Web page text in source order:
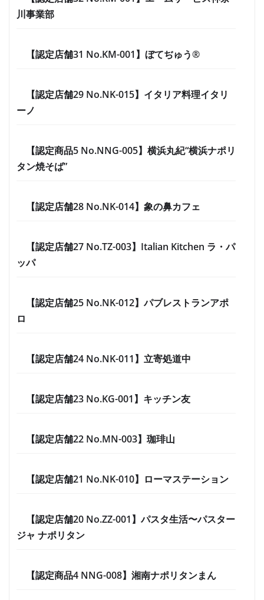
川事業部
【認定店舗31 No.KM-001】ぼてぢゅう®
【認定店舗29 No.NK-015】イタリア料理イタリ
ーノ
【認定商品5 No.NNG-005】横浜丸紀“横浜ナポリ
タン焼そば”
【認定店舗28 No.NK-014】象の鼻カフェ
【認定店舗27 No.TZ-003】Italian Kitchen ラ・パ
ッパ
【認定店舗25 No.NK-012】パブレストランアポ
ロ
【認定店舗24 No.NK-011】立寄処道中
【認定店舗23 No.KG-001】キッチン友
【認定店舗22 No.MN-003】珈琲山
【認定店舗21 No.NK-010】ローマステーション
【認定店舗20 No.ZZ-001】パスタ生活〜パスター
ジャ ナポリタン
【認定商品4 NNG-008】湘南ナポリタンまん